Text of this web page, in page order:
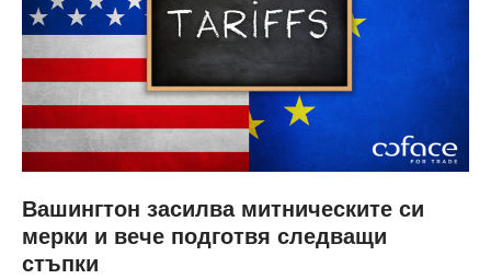
Вашингтон засилва митническите си
мерки и вече подготвя следващи
стъпки